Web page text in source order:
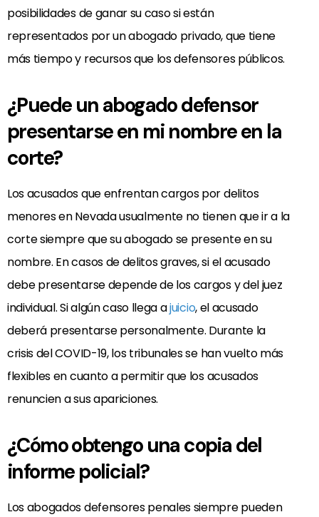
posibilidades de ganar su caso si están
representados por un abogado privado, que tiene
más tiempo y recursos que los defensores públicos.
¿Puede un abogado defensor
presentarse en mi nombre en la
corte?
Los acusados que enfrentan cargos por delitos
menores en Nevada usualmente no tienen que ir a la
corte siempre que su abogado se presente en su
nombre. En casos de delitos graves, si el acusado
debe presentarse depende de los cargos y del juez
individual. Si algún caso llega ajuicio, el acusado
deberá presentarse personalmente. Durante la
crisis del COVID-19, los tribunales se han vuelto más
flexibles en cuanto a permitir que los acusados
renuncien a sus apariciones.
¿Cómo obtengo una copia del
informe policial?
Los abogados defensores penales siempre pueden